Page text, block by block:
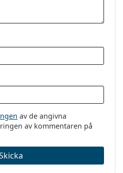
av de angivna
av kommentaren på